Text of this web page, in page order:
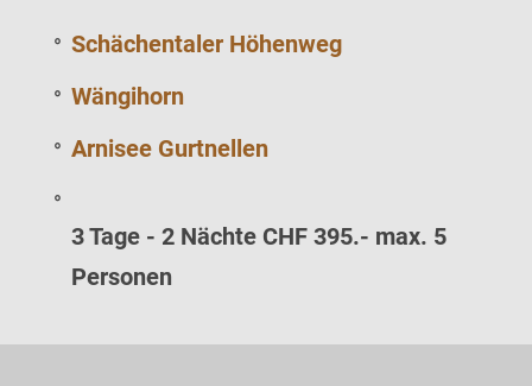
Schächentaler Höhenweg
Wängihorn
Arnisee Gurtnellen
3 Tage - 2 Nächte CHF 395.- max. 5
Personen